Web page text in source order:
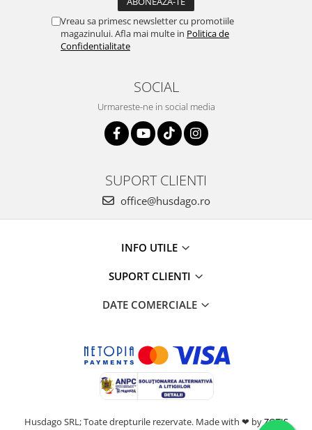
Vreau sa primesc newsletter cu promotiile
magazinului. Afla mai multe in Politica de
Confidentialitate
SOCIAL
Urmareste-ne in social media
SUPORT CLIENTI
office@husdago.ro
INFO UTILE
SUPORT CLIENTI
DATE COMERCIALE
Husdago SRL; Toate drepturile rezervate. Made with ❤ byZOTIS